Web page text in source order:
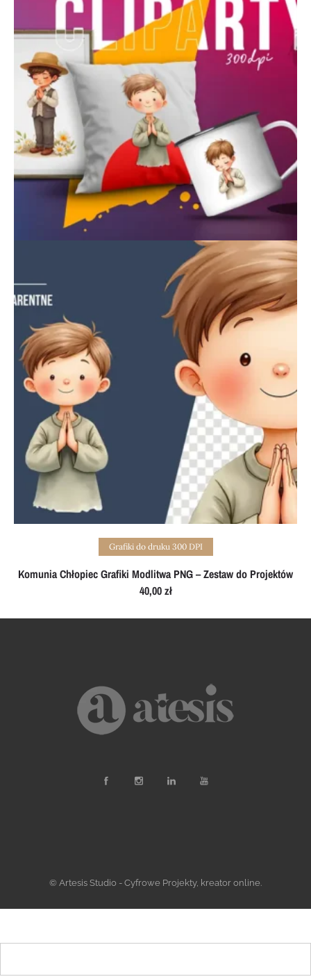
Add to cart
Grafiki do druku 300 DPI
Komunia Chłopiec Grafiki Modlitwa PNG – Zestaw do Projektów
40,00zł
© Artesis Studio - Cyfrowe Projekty, kreator online.